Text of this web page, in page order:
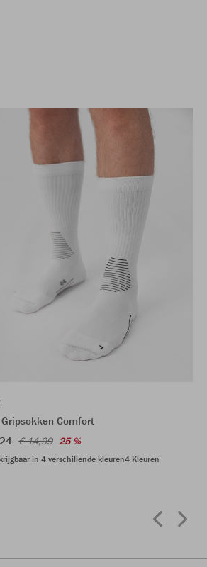
Gripsokken Comfort
€ 14,99 25 %
in 4 verschillende kleuren4 Kleuren